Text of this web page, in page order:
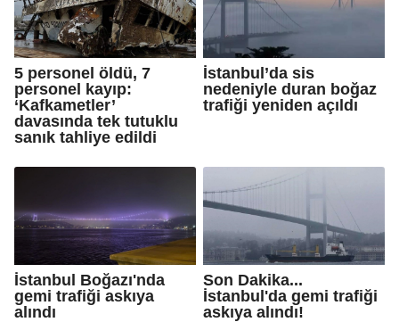
5 personel öldü, 7
personel kayıp:
‘Kafkametler’
davasında tek tutuklu
sanık tahliye edildi
İstanbul’da sis
nedeniyle duran boğaz
trafiği yeniden açıldı
İstanbul Boğazı'nda
gemi trafiği askıya
alındı
Son Dakika...
İstanbul'da gemi trafiği
askıya alındı!